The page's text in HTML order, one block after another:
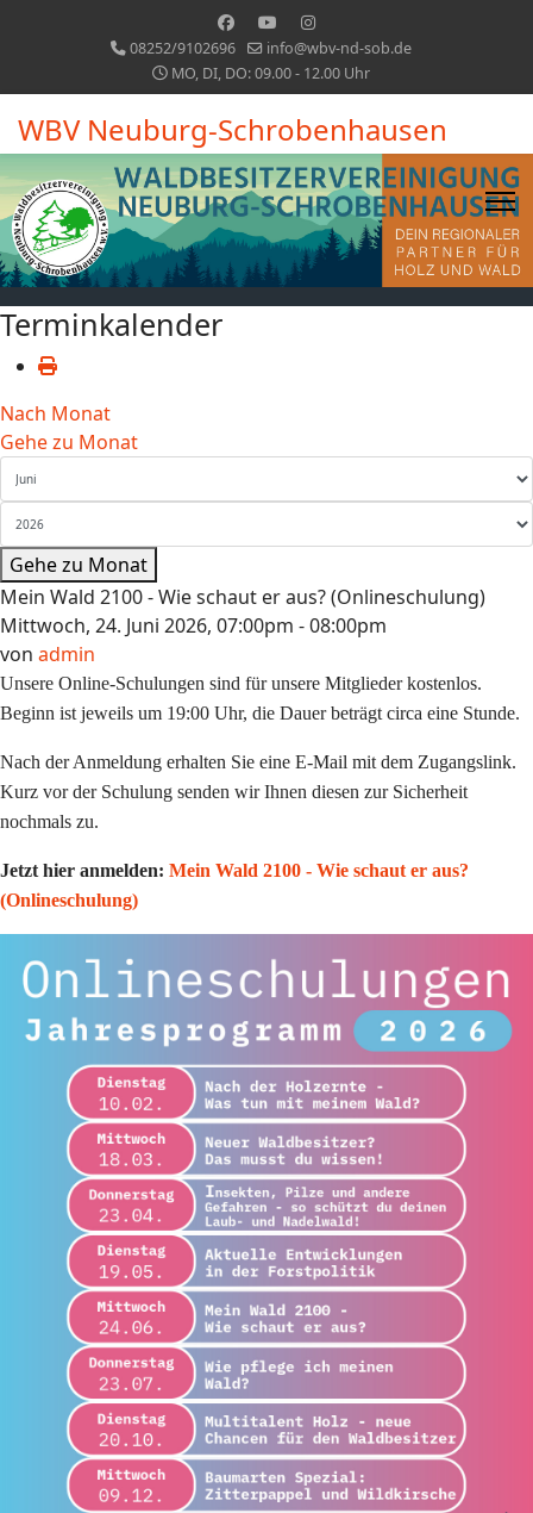
08252/9102696
info@wbv-nd-sob.de
MO, DI, DO: 09.00 - 12.00 Uhr
WBV Neuburg-Schrobenhausen
Terminkalender
Nach Monat
Gehe zu Monat
Gehe zu Monat
Mein Wald 2100 - Wie schaut er aus? (Onlineschulung)
Mittwoch, 24. Juni 2026, 07:00pm - 08:00pm
von admin
Unsere Online-Schulungen sind für unsere Mitglieder kostenlos.
Beginn ist jeweils um 19:00 Uhr, die Dauer beträgt circa eine Stunde.
Nach der Anmeldung erhalten Sie eine E-Mail mit dem Zugangslink.
Kurz vor der Schulung senden wir Ihnen diesen zur Sicherheit
nochmals zu.
Jetzt hier anmelden: Mein Wald 2100 - Wie schaut er aus?
(Onlineschulung)